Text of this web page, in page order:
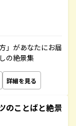
」があなたにお届
の絶景集
詳細を見る
のことばと絶景